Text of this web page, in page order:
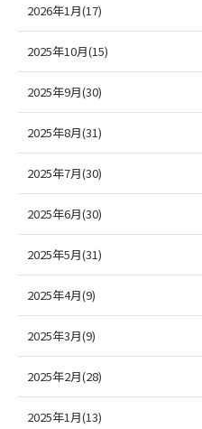
2026年1月(17)
2025年10月(15)
2025年9月(30)
2025年8月(31)
2025年7月(30)
2025年6月(30)
2025年5月(31)
2025年4月(9)
2025年3月(9)
2025年2月(28)
2025年1月(13)